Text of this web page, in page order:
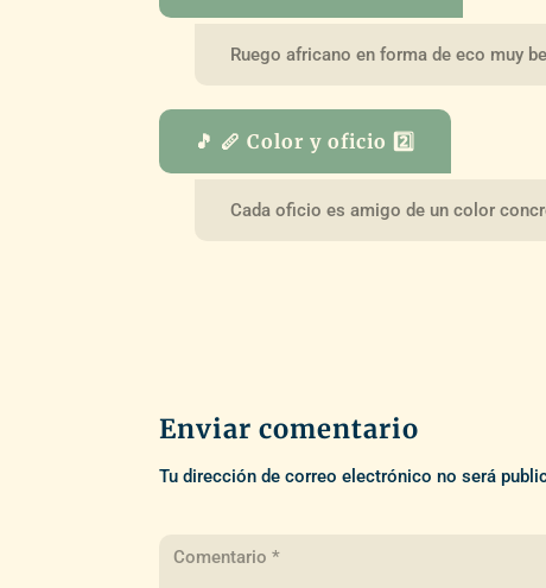
Ruego africano en forma de eco muy
🎵 🪈 Color y oficio 2️⃣
Cada oficio es amigo de un color
Enviar comentario
Tu dirección de correo electrónico no será